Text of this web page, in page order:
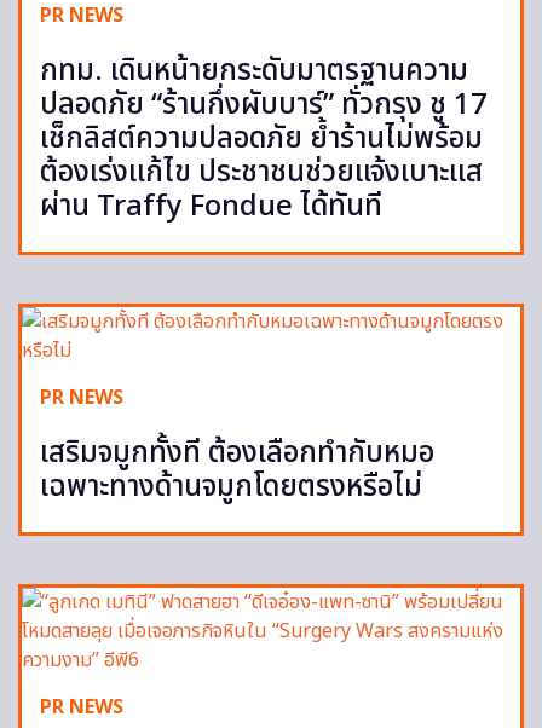
PR NEWS
กทม. เดินหน้ายกระดับมาตรฐานความ
ปลอดภัย “ร้านกึ่งผับบาร์” ทั่วกรุง ชู 17
เช็กลิสต์ความปลอดภัย ย้ำร้านไม่พร้อม
ต้องเร่งแก้ไข ประชาชนช่วยแจ้งเบาะแส
ผ่าน Traffy Fondue ได้ทันที
PR NEWS
เสริมจมูกทั้งที ต้องเลือกทำกับหมอ
เฉพาะทางด้านจมูกโดยตรงหรือไม่
PR NEWS